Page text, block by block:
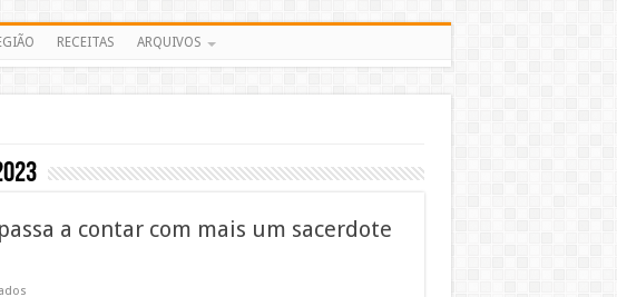
RECEITAS ARQUIVOS
a contar com mais um sacerdote
em